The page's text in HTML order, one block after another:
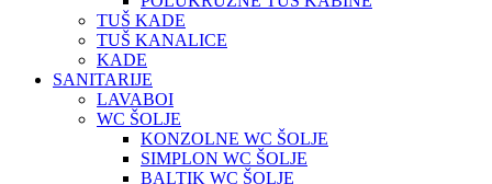
TUŠ KADE
TUŠ KANALICE
KADE
SANITARIJE
LAVABOI
WC ŠOLJE
KONZOLNE WC ŠOLJE
SIMPLON WC ŠOLJE
BALTIK WC ŠOLJE